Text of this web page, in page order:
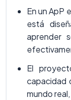
En un ApP
está
aprender
El
capacidad
mundo